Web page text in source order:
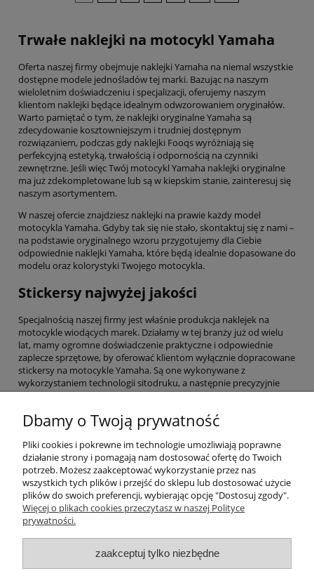
Trwałe naklejki na motocykl Yamaha
Oferta naszej firmy obejmuje naklejki Yamaha na niemal wszystkie
dostępne modele jednośladów tej marki. Bazując na naszym
wieloletnim doświadczeniu i specjalizacji, oferujemy naszym
klientom naklejki będące idealnym odwzorowaniem oryginałów.
Warto pamiętać o tym, że naklejki oryginalne Yamaha są
zdecydowanie kosztowniejszym i trudniej dostępnym
rozwiązaniem, podczas gdy naklejki Fooqs wyróżniają się
perfekcyjną estetyką, trwałością i odpornością na czynniki
zewnętrzne. Jeśli więc Twój motocykl Yamaha naklejki oryginalne
ma już zdekompletowane lub są w kiepskim stanie, zainteresuj się
naszym asortymentem.
W naszej ofercie znajdziesz naklejki na prawie każdy model
motocykla Yamaha. Gdyby tak się nie stało, skontaktuj się z nami –
na podstawie oryginalnego wzoru przygotujemy dla Ciebie
odpowiednie naklejki Yamaha, które będą idealnie dopasowane do
modelu oraz kolorystyki Twojego motocykla.
Stickersy najwyżej jakości
Specjalnością naszej firmy jest właśnie produkcja naklejek na
motocykle wiodących marek. Działamy w tej branży już od wielu
lat, mamy ogromne doświadczenie praktyczne i odpowiednie
zaplecze sprzętowe, by oferować klientom wyłącznie dopracowane
stickersy na motocykle Yamaha. Są one wykonywane z
wykorzystaniem technologii sitodruku, a następnie precyzyjnie
wycinane przy pomocy plotera – pozwala to na idealne
stickersy z naszego asortymentu są zabezpieczane specjalnym
laminatem, który ochrania naklejkę przed czynnikami
atmosferycznymi. Dzięki temu deszcz, korozja, słońce lub benzyna
nie będą w stanie zaszkodzić naklejkom na Twoim motocyklu.
Pomoc
Płatności i dostawa
Dbamy o Twoją prywatność
Pliki cookies i pokrewne im technologie umożliwiają poprawne
działanie strony i pomagają nam dostosować ofertę do Twoich
potrzeb. Możesz zaakceptować wykorzystanie przez nas
wszystkich tych plików i przejść do sklepu lub dostosować użycie
plików do swoich preferencji, wybierając opcję "Dostosuj zgody".
Więcej o plikach cookies przeczytasz w naszej Polityce
prywatności.
zaakceptuj tylko niezbędne